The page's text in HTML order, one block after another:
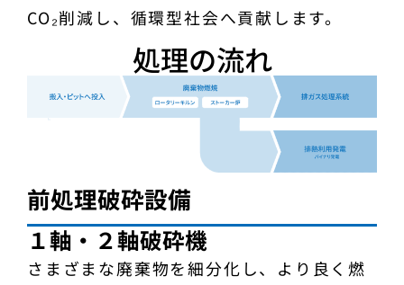
CO₂削減し、循環型社会へ貢献します。
処理の流れ
前処理破砕設備
１軸・２軸破砕機
さまざまな廃棄物を細分化し、より良く燃